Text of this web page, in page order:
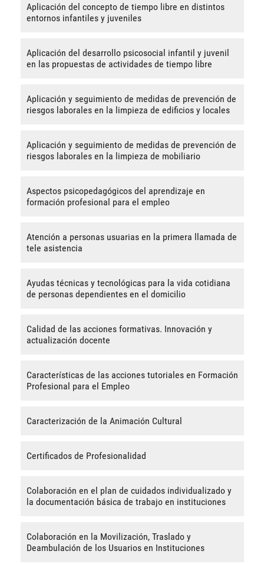
Aplicación del concepto de tiempo libre en distintos
entornos infantiles y juveniles
Aplicación del desarrollo psicosocial infantil y juvenil
en las propuestas de actividades de tiempo libre
Aplicación y seguimiento de medidas de prevención de
riesgos laborales en la limpieza de edificios y locales
Aplicación y seguimiento de medidas de prevención de
riesgos laborales en la limpieza de mobiliario
Aspectos psicopedagógicos del aprendizaje en
formación profesional para el empleo
Atención a personas usuarias en la primera llamada de
tele asistencia
Ayudas técnicas y tecnológicas para la vida cotidiana
de personas dependientes en el domicilio
Calidad de las acciones formativas. Innovación y
actualización docente
Características de las acciones tutoriales en Formación
Profesional para el Empleo
Caracterización de la Animación Cultural
Certificados de Profesionalidad
Colaboración en el plan de cuidados individualizado y
la documentación básica de trabajo en instituciones
Colaboración en la Movilización, Traslado y
Deambulación de los Usuarios en Instituciones